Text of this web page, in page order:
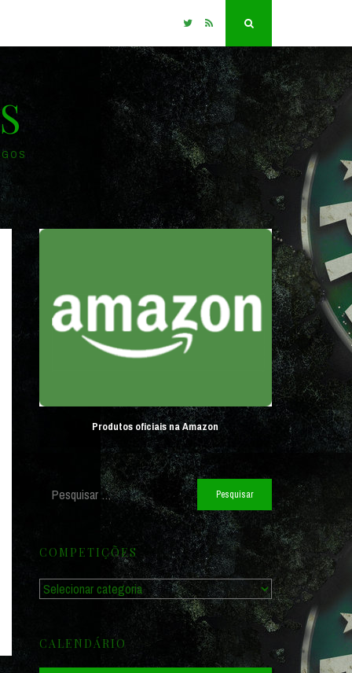
TwitterRSS
Produtos oficiais na Amazon
Pesquisar
por:
COMPETIÇÕES
Competições
CALENDÁRIO